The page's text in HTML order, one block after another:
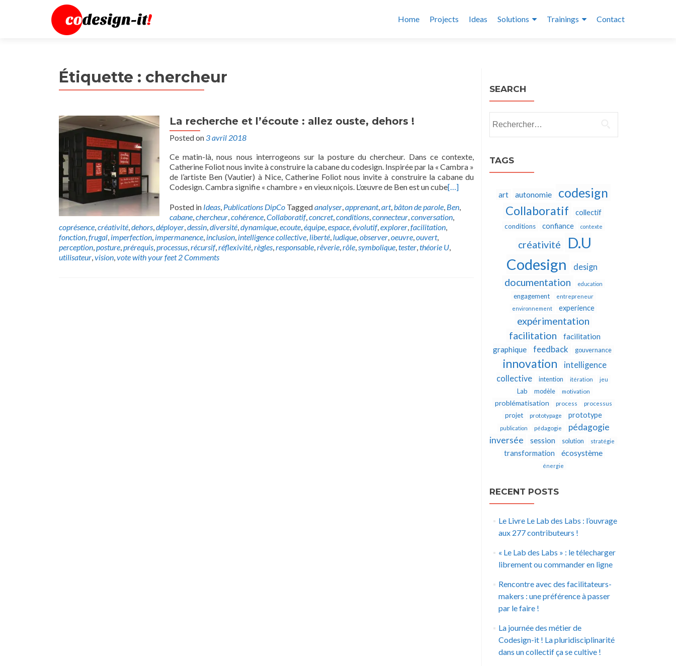
Home Projects Ideas Solutions Trainings Contact
Étiquette : chercheur
La recherche et l’écoute : allez ouste, dehors !
Posted on 3 avril 2018
Ce matin-là, nous nous interrogeons sur la posture du chercheur. Dans ce contexte,
Catherine Foliot nous invite à construire la cabane du codesign. Inspirée par la « Cambra »
de l’artiste Ben (Vautier) à Nice, Catherine Foliot nous invite à construire la cabane du
Codesign. Cambra signifie « chambre » en vieux niçois. L’œuvre de Ben est un cube[…]
Posted in Ideas, Publications DipCo Taggedanalyser,apprenant,art,bâton de parole, Ben,
cabane,chercheur,cohérence,Collaboratif,concret,conditions,connecteur,conversation,
coprésence,créativité,dehors,déployer,dessin,diversité,dynamique,ecoute,équipe,espace,évolutif,explorer,facilitation,
fonction,frugal, imperfection, impermanence, inclusion, intelligence collective, liberté, ludique,observer,oeuvre,ouvert,
perception,posture,prérequis,processus,récursif,réflexivité,règles,responsable,rêverie,rôle,symbolique,tester,théorie U,
utilisateur,vision,vote with your feet 2 Comments
SEARCH
TAGS
art autonomie codesign
Collaboratif collectif
conditions confiance contexte
créativité
D.U
Codesign
design
documentation education
engagement
entrepreneur
environnement
experience
expérimentation
facilitation
facilitation
graphique
feedback gouvernance
innovation
intelligence
collective
intention itération jeu
Lab modèle motivation
problématisation process processus
projet prototypage prototype
publication pédagogie
pédagogie
inversée
session solution stratégie
transformation écosystème
énergie
RECENT POSTS
Le Livre Le Lab des Labs : l’ouvrage
aux 277 contributeurs !
« Le Lab des Labs » : le télecharger
librement ou commander en ligne
Rencontre avec des facilitateurs-
makers : une préférence à passer
par le faire !
La journée des métier de
Codesign-it ! La pluridisciplinarité
dans un collectif ça se cultive !